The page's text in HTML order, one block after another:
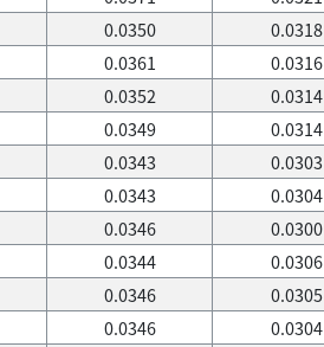
0.0350 0.0318
0.0361 0.0316
0.0352 0.0314
0.0349 0.0314
0.0343 0.0303
0.0343 0.0304
0.0346 0.0300
0.0344 0.0306
0.0346 0.0305
0.0346 0.0304